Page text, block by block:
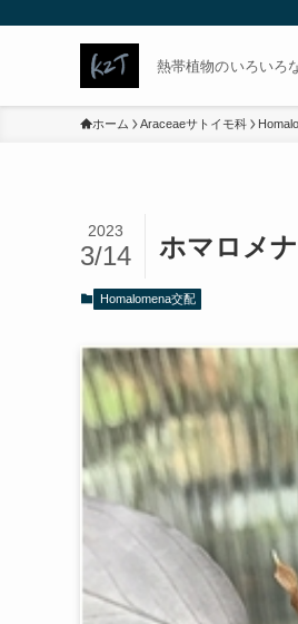
熱帯植物のいろいろ
ホーム Araceaeサトイモ科
ホマロメ
2023
3/14
Homalomena交配